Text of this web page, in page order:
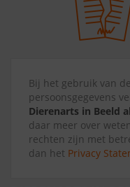
Bij het gebruik van
persoonsgegevens
Dierenarts in Beeld
daar meer over
rechten zijn met
dan het Privacy